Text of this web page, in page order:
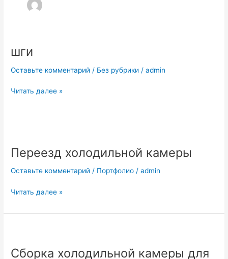
шги
Оставьте комментарий / Без рубрики /admin
шги
Читать далее »
Переезд холодильной камеры
Оставьте комментарий / Портфолио /admin
камеры
Читать далее »
Сборка холодильной камеры для
камеры